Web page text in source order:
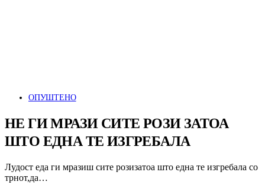
ОПУШТЕНО
НЕ ГИ МРАЗИ СИТЕ РОЗИ ЗАТОА
ШТО ЕДНА ТЕ ИЗГРЕБАЛА
Лудост еда ги мразиш сите розизатоа што една те изгребала со
трнот,да…